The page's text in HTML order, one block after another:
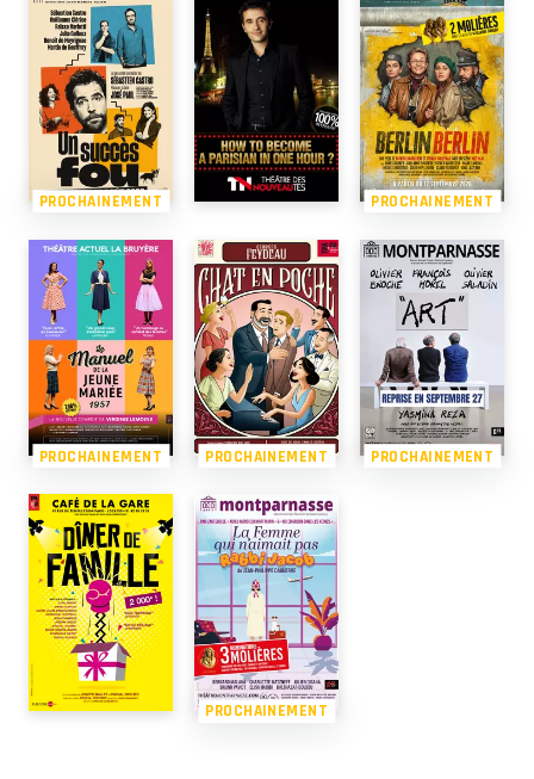
PROCHAINEMENT PROCHAINEMENT
PROCHAINEMENT PROCHAINEMENT PROCHAINEMENT
PROCHAINEMENT